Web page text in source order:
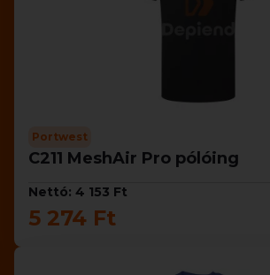
Portwest
C211 MeshAir Pro pólóing
Nettó: 4 153 Ft
5 274 Ft